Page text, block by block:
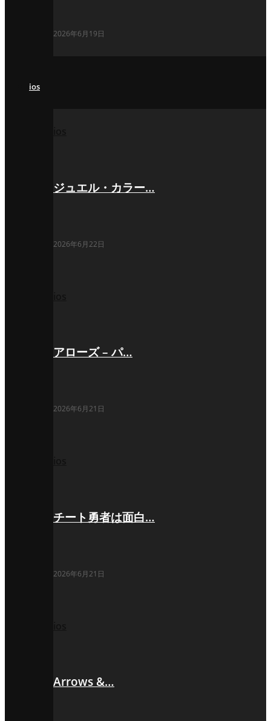
2026年6月19日
ios
ジュエル・カラー…
2026年6月22日
アローズ – パ…
2026年6月21日
チート勇者は面白…
2026年6月21日
Arrows &…